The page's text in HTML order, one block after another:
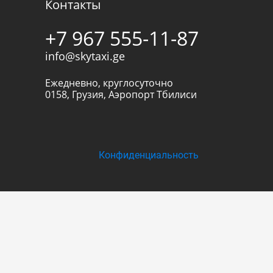
Контакты
+7 967 555-11-87
info@skytaxi.ge
Ежедневно, круглосуточно
0158, Грузия, Аэропорт Тбилиси
Конфиденциальность